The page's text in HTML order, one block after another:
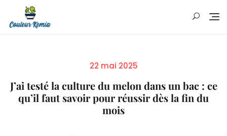
content
Posted
22 mai 2025
J’ai testé la culture du melon dans un bac : ce
qu’il faut savoir pour réussir dès la fin du
mois